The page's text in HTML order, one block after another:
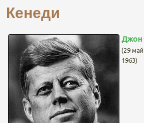
Кенеди
Джон
(29
1963)